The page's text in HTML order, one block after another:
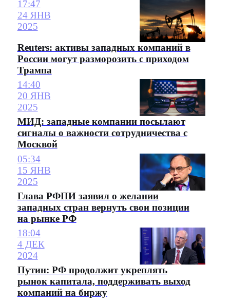
17:47
24 ЯНВ
2025
Reuters: активы западных компаний в
России могут разморозить с приходом
Трампа
14:40
20 ЯНВ
2025
МИД: западные компании посылают
сигналы о важности сотрудничества с
Москвой
05:34
15 ЯНВ
2025
Глава РФПИ заявил о желании
западных стран вернуть свои позиции
на рынке РФ
18:04
4 ДЕК
2024
Путин: РФ продолжит укреплять
рынок капитала, поддерживать выход
компаний на биржу